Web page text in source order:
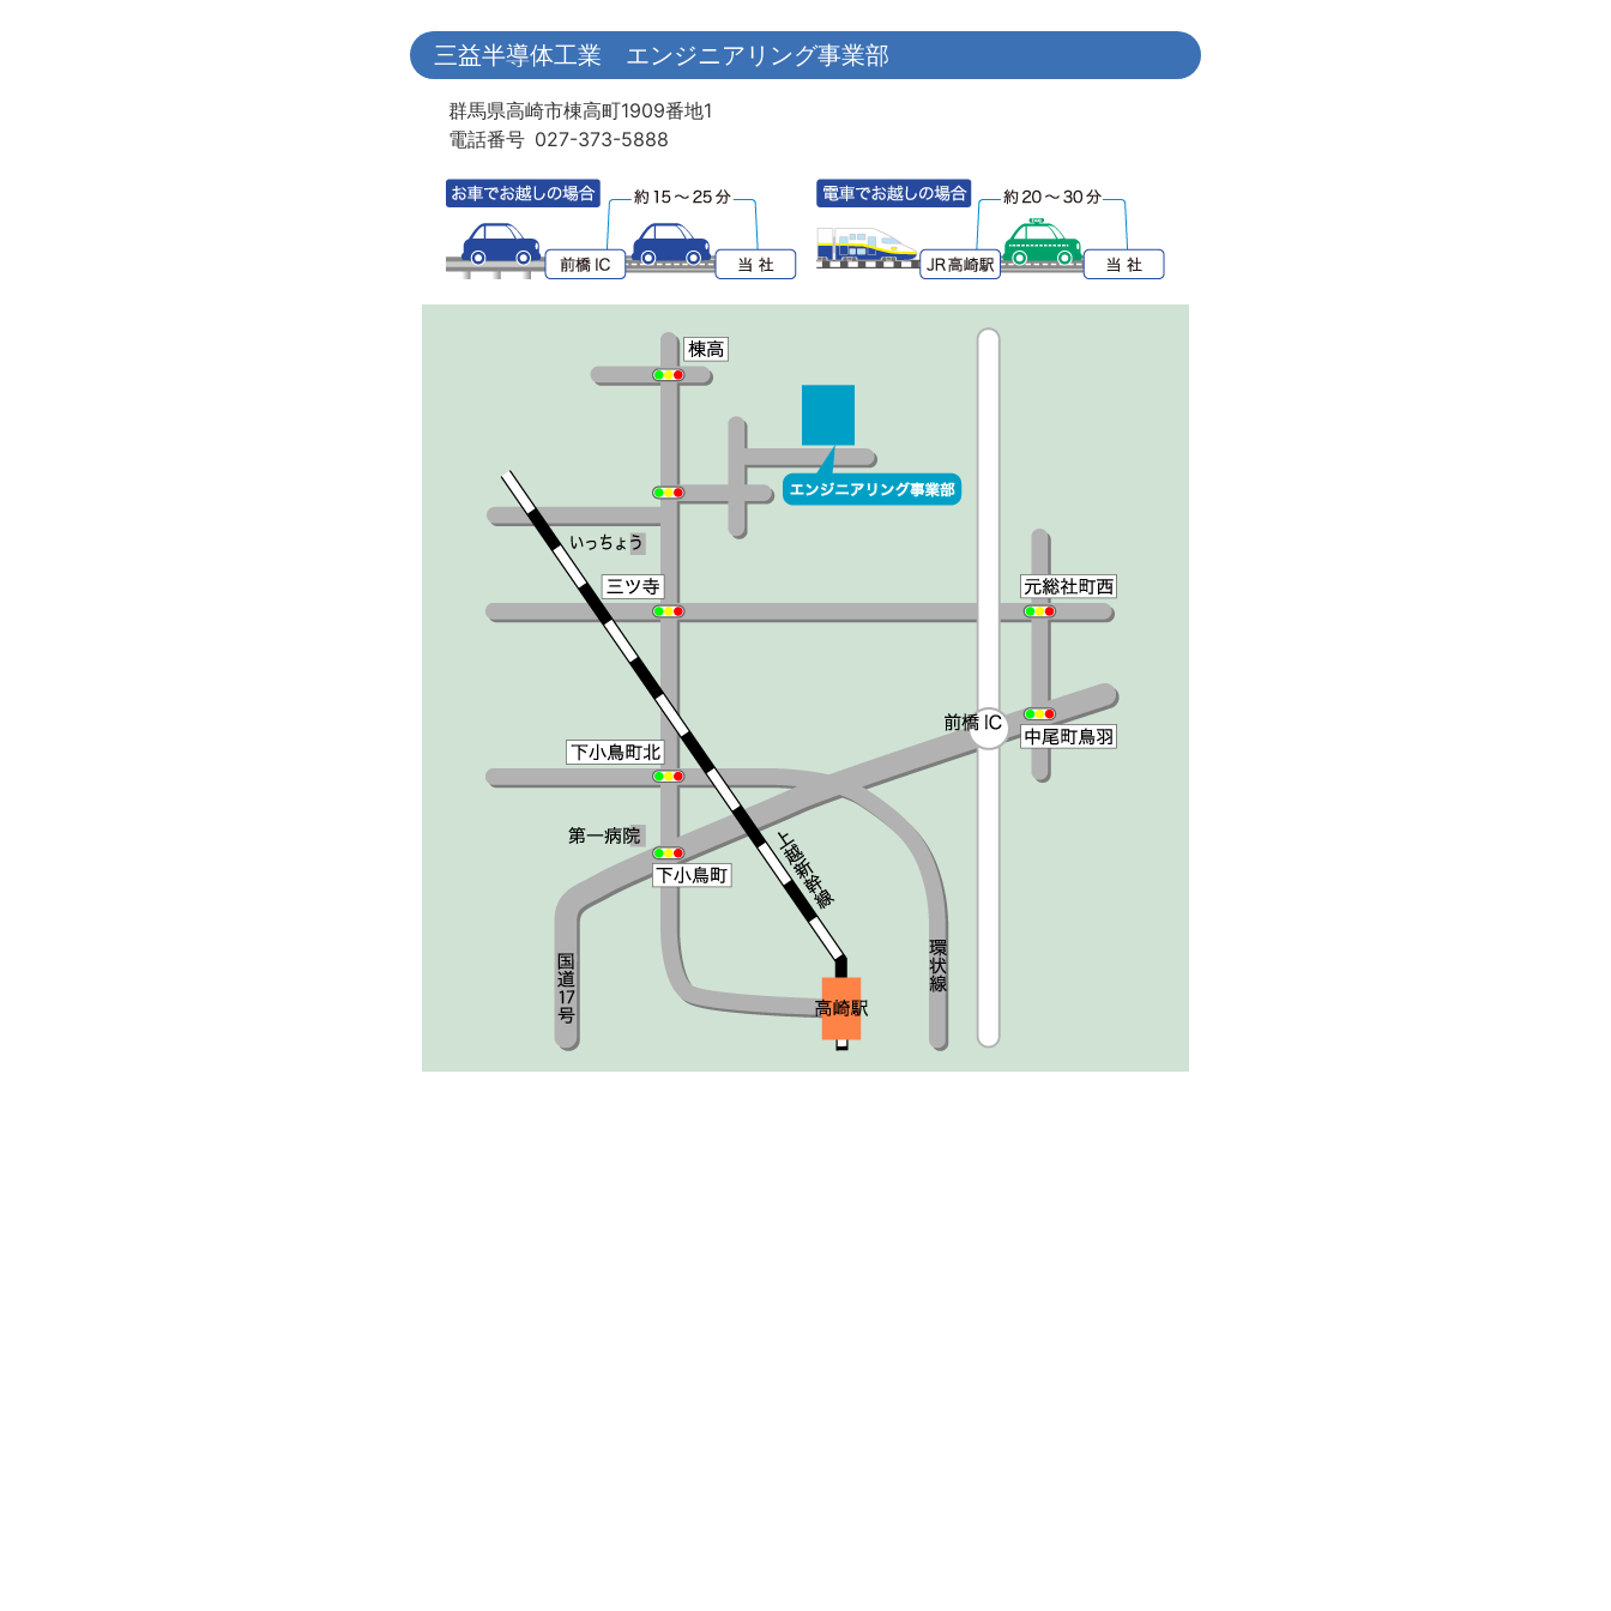
三益半導体工業 エンジニアリング事業部
群馬県高崎市棟高町1909番地1
電話番号 027-373-5888